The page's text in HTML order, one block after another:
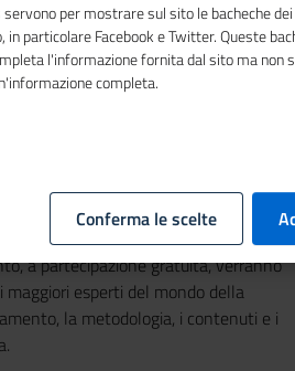
il webinar organizzato insieme
UNI-Unioncamere, con la
martedì 14 luglio 2020.
a partecipazione gratuita, verranno
maggiori esperti del mondo della
la metodologia, i contenuti e i
per mostrare sul sito le bacheche
in particolare Facebook e Twitter. Queste
l'informazione fornita dal sito ma non
completa.
Conferma le scelte